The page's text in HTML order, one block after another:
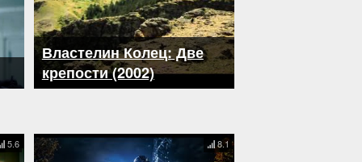
Властелин Колец: Две
крепости (2002)
5.6 8.1